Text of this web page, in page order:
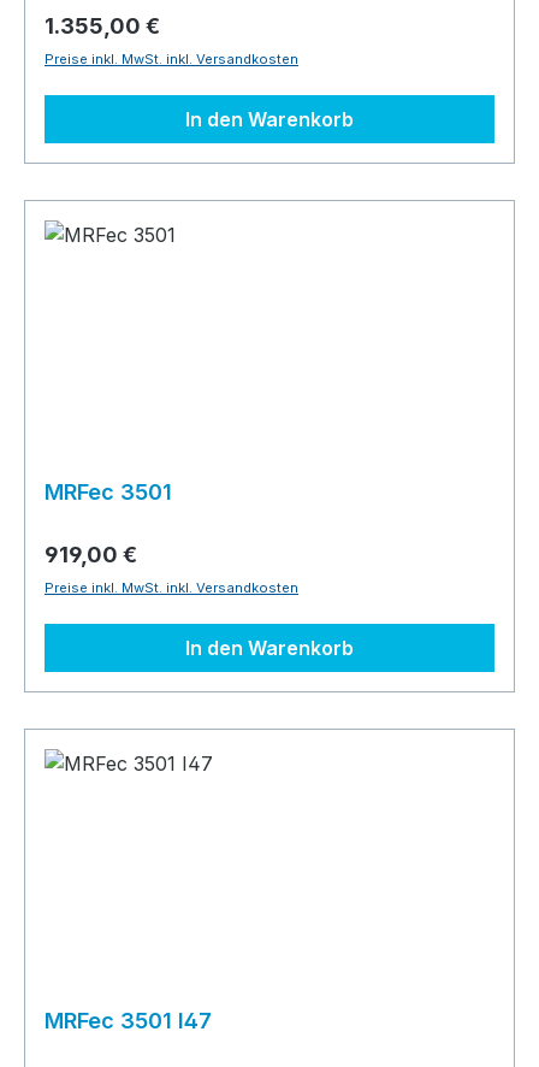
1.355,00 €
Preise inkl. MwSt. inkl. Versandkosten
In den Warenkorb
MRFec 3501
919,00 €
Preise inkl. MwSt. inkl. Versandkosten
In den Warenkorb
MRFec 3501 I47